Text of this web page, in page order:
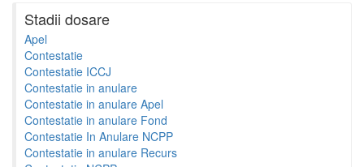
Stadii dosare
Apel
Contestatie
Contestatie ICCJ
Contestatie in anulare
Contestatie in anulare Apel
Contestatie in anulare Fond
Contestatie In Anulare NCPP
Contestatie in anulare Recurs